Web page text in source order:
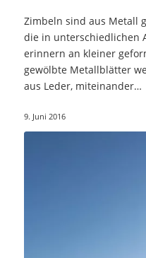
Zimbeln sind aus Metall
die in unterschiedlichen
erinnern an kleiner
gewölbte Metallblätter
aus Leder, miteinander…
9. Juni 2016